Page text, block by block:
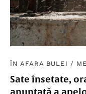
ÎN AFARA BULEI /
Sate însetate,
anunțată a